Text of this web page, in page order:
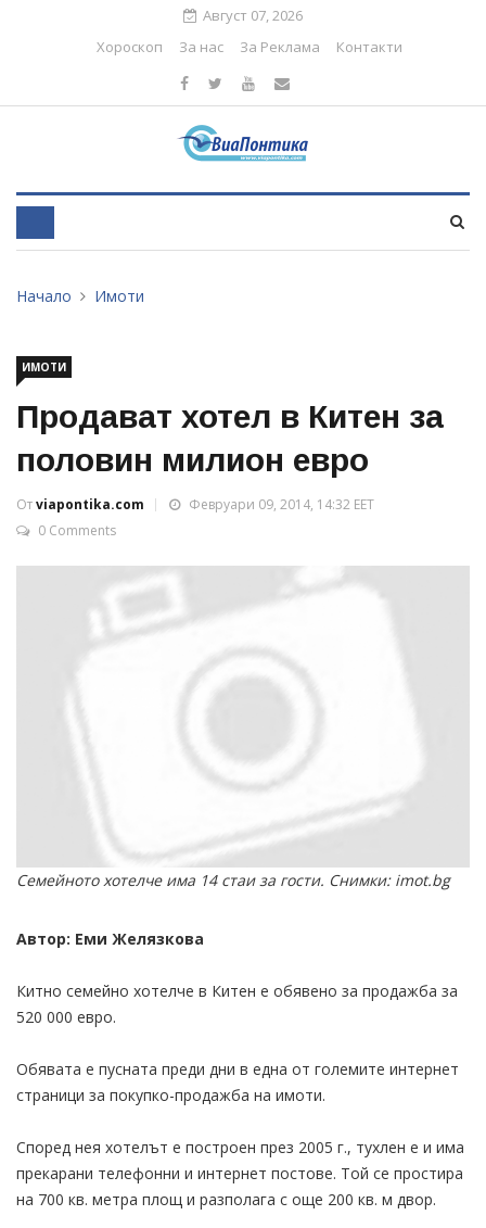
Август 07, 2026
Хороскоп
За нас За Реклама Контакти
Начало Имоти
ИМОТИ
Продават хотел в Китен за
половин милион евро
Отviapontika.com
Февруари 09, 2014, 14:32 EET
0 Comments
Семейното хотелче има 14 стаи за гости. Снимки: imot.bg
Автор: Еми Желязкова
Китно семейно хотелче в Китен е обявено за продажба за
520 000 евро.
Обявата е пусната преди дни в една от големите интернет
страници за покупко-продажба на имоти.
Според нея хотелът е построен през 2005 г., тухлен е и има
прекарани телефонни и интернет постове. Той се простира
на 700 кв. метра площ и разполага с още 200 кв. м двор.